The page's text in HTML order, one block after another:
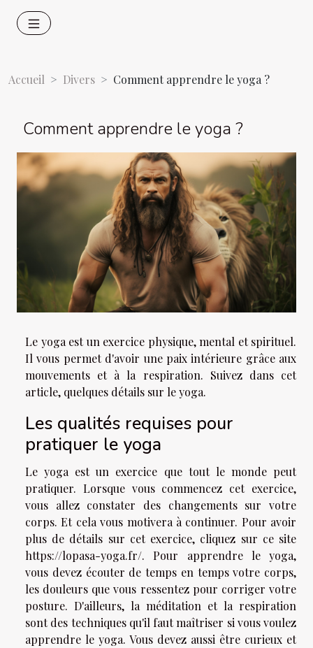
Accueil Divers Comment apprendre le yoga ?
Comment apprendre le yoga ?
Le yoga est un exercice physique, mental et spirituel.
Il vous permet d'avoir une paix intérieure grâce aux
mouvements et à la respiration. Suivez dans cet
article, quelques détails sur le yoga.
Les qualités requises pour
pratiquer le yoga
Le yoga est un exercice que tout le monde peut
pratiquer. Lorsque vous commencez cet exercice,
vous allez constater des changements sur votre
corps. Et cela vous motivera à continuer. Pour avoir
plus de détails sur cet exercice, cliquez sur ce site
https://lopasa-yoga.fr/. Pour apprendre le yoga,
vous devez écouter de temps en temps votre corps,
les douleurs que vous ressentez pour corriger votre
posture. D'ailleurs, la méditation et la respiration
sont des techniques qu'il faut maîtriser si vous voulez
apprendre le yoga. Vous devez aussi être curieux et